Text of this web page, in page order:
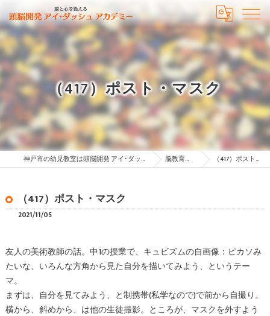
（417）ポスト・マスク
神戸市の幼児教室は頭脳開発 アイ･ダッシュ アカデミー 脳教育コラム （417）ポスト・マスク
（417）ポスト・マスク
2021/11/05
友人の美術教師の話。中1の授業で、キュビズムの自画像：ピカソみ
たいな、いろんな方角から見た自分を描いてみよう、というテー
マ。
まずは、自分を見てみよう、と制携帯(私学なので)で前から自撮り。
横から、斜めから、は他の生徒撮影。ところが、マスクを外すよう